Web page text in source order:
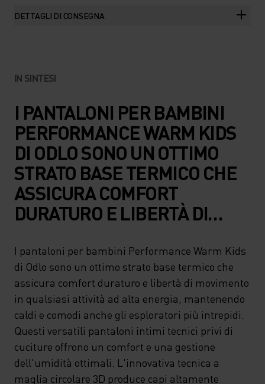
DETTAGLI DI CONSEGNA
IN SINTESI
I PANTALONI PER BAMBINI
PERFORMANCE WARM KIDS
DI ODLO SONO UN OTTIMO
STRATO BASE TERMICO CHE
ASSICURA COMFORT
DURATURO E LIBERTÀ DI
ATTIVITÀ AD ALTA ENERGIA,
MANTENENDO CALDI E
COMODI ANCHE GLI
ESPLORATORI PIÙ INTREPIDI.
QUESTI VERSATILI
PANTALONI INTIMI TECNICI
PRIVI DI CUCITURE OFFRONO
I pantaloni per bambini Performance Warm Kids
di Odlo sono un ottimo strato base termico che
assicura comfort duraturo e libertà di movimento
in qualsiasi attività ad alta energia, mantenendo
caldi e comodi anche gli esploratori più intrepidi.
Questi versatili pantaloni intimi tecnici privi di
cuciture offrono un comfort e una gestione
dell'umidità ottimali. L'innovativa tecnica a
maglia circolare 3D produce capi altamente